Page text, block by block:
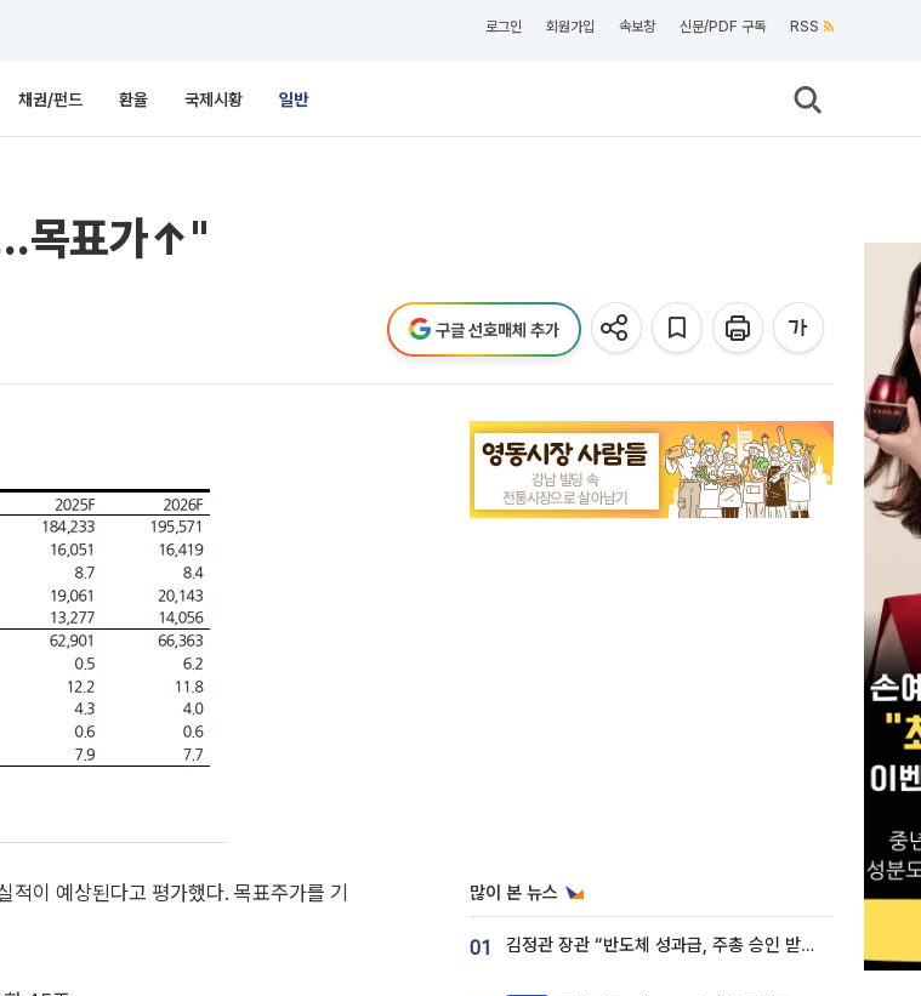
로그인 회원가입 속보창 신문/PDF 구독 RSS
채권/펀드 환율 국제시황 일반
…목표가↑"
구글 선호매체 추가
이 예상된다고 평가했다. 목표주가를 기
많이 본 뉴스
01 김정관 장관 “반도체 성과급, 주총 승인 받도록”…상법·자본시장법 개정 시사